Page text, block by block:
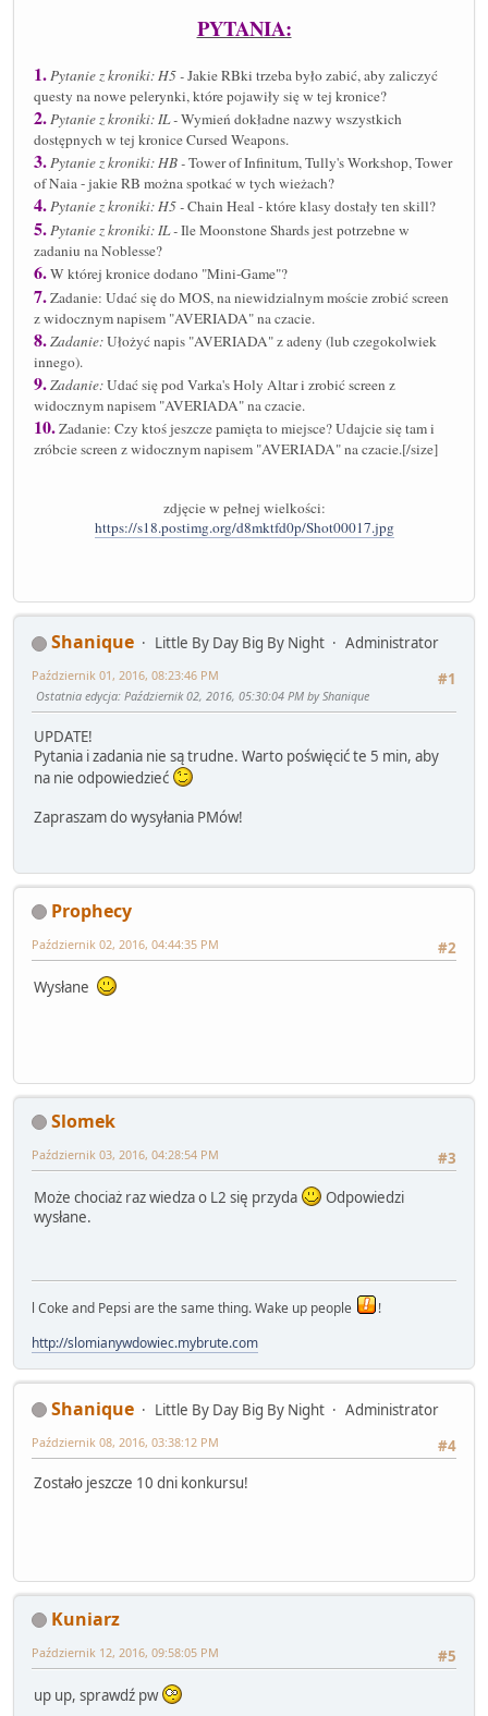
PYTANIA:
1.Pytanie z kroniki: H5 -Jakie RBki trzeba było zabić, aby zaliczyć
questy na nowe pelerynki, które pojawiły się w tej kronice?
2.Pytanie z kroniki: IL -Wymień dokładne nazwy wszystkich
dostępnych w tej kronice Cursed Weapons.
3.Pytanie z kroniki: HB -Tower of Infinitum, Tully's Workshop, Tower
of Naia - jakie RB można spotkać w tych wieżach?
4.Pytanie z kroniki: H5 -Chain Heal - które klasy dostały ten skill?
5.Pytanie z kroniki: IL -Ile Moonstone Shards jest potrzebne w
zadaniu na Noblesse?
6.W której kronice dodano "Mini-Game"?
7.Zadanie: Udać się do MOS, na niewidzialnym moście zrobić screen
z widocznym napisem "AVERIADA" na czacie.
8.Zadanie:Ułożyć napis "AVERIADA" z adeny (lub czegokolwiek
innego).
9.Zadanie:Udać się pod Varka's Holy Altar i zrobić screen z
widocznym napisem "AVERIADA" na czacie.
10.Zadanie: Czy ktoś jeszcze pamięta to miejsce? Udajcie się tam i
zróbcie screen z widocznym napisem "AVERIADA" na czacie.[/size]
zdjęcie w pełnej wielkości:
https://s18.postimg.org/d8mktfd0p/Shot00017.jpg
Shanique Little By Day Big By Night
Administrator
#1
Październik 01, 2016, 08:23:46 PM
Ostatnia edycja: Październik 02, 2016, 05:30:04 PM by Shanique
UPDATE!
Pytania i zadania nie są trudne. Warto poświęcić te 5 min, aby
na nie odpowiedzieć
Zapraszam do wysyłania PMów!
Prophecy
#2
Październik 02, 2016, 04:44:35 PM
Wysłane
Slomek
#3
Październik 03, 2016, 04:28:54 PM
Może chociaż raz wiedza o L2 się przyda
Odpowiedzi
wysłane.
l Coke and Pepsi are the same thing. Wake up people
!
http://slomianywdowiec.mybrute.com
Shanique Little By Day Big By Night
Administrator
#4
Październik 08, 2016, 03:38:12 PM
Zostało jeszcze 10 dni konkursu!
Kuniarz
#5
Październik 12, 2016, 09:58:05 PM
up up, sprawdź pw